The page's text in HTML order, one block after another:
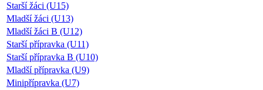
Starší žáci (U15)
Mladší žáci (U13)
Mladší žáci B (U12)
Starší přípravka (U11)
Starší přípravka B (U10)
Mladší přípravka (U9)
Minipřípravka (U7)